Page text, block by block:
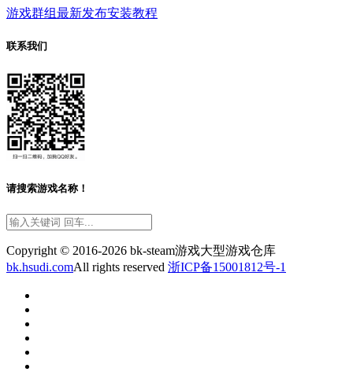
游戏群组最新发布安装教程
联系我们
请搜索游戏名称！
Copyright © 2016-2026 bk-steam游戏大型游戏仓库
bk.hsudi.comAll rights reserved 浙ICP备15001812号-1